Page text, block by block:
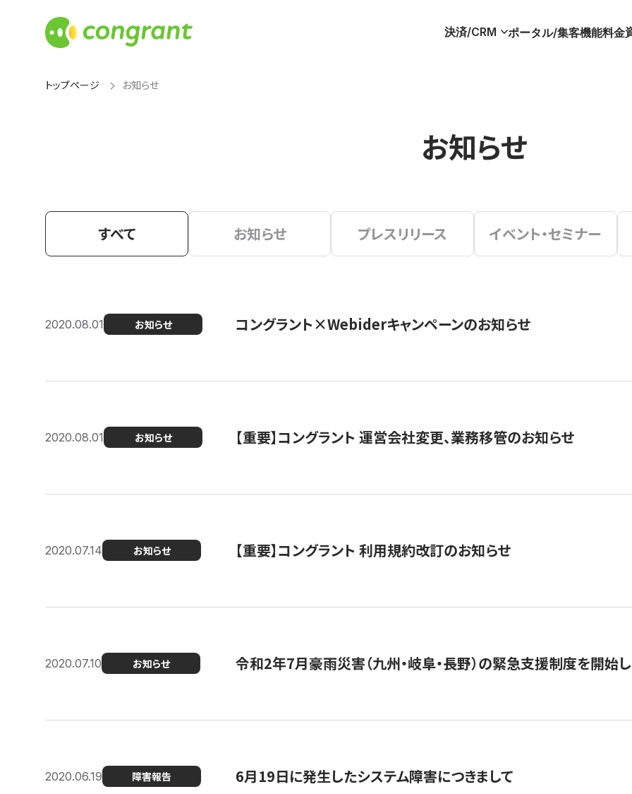
決済/CRM ポータル/集客機能料金
トップページ お知らせ
お知らせ
すべて お知らせ プレスリリース イベント・セミナー
2020.08.01 お知らせ コングラント×Webiderキャンペーンのお知らせ
2020.08.01 お知らせ 【重要】コングラント 運営会社変更、業務移管のお知らせ
2020.07.14 お知らせ 【重要】コングラント 利用規約改訂のお知らせ
2020.07.10 お知らせ 令和2年7月豪雨災害（九州・岐阜・長野）の緊急支援制度を開始
2020.06.19 障害報告 6月19日に発生したシステム障害につきまして